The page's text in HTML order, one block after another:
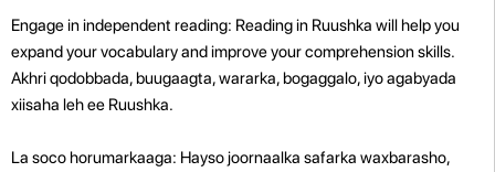
Engage in independent reading: Reading in Ruushka will help you
expand your vocabulary and improve your comprehension skills.
Akhri qodobbada, buugaagta, wararka, bogaggalo, iyo agabyada
xiisaha leh ee Ruushka.
La soco horumarkaaga: Hayso joornaalka safarka waxbarasho,